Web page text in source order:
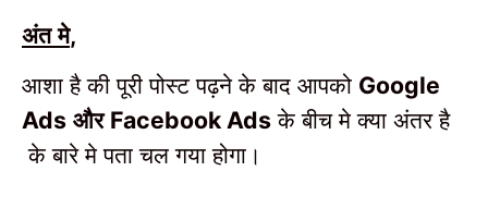
अंत मे,
आशा है की पूरी पोस्ट पढ़ने के बाद आपको Google
Ads औरFacebook Ads के बीच मे क्या अंतर है
के बारे मे पता चल गया होगा।